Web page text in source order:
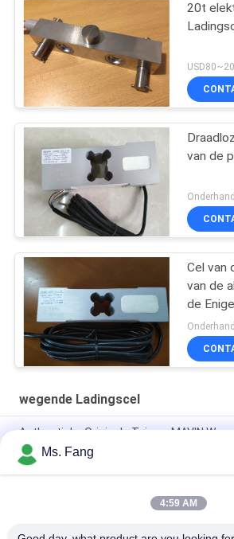
20t
van de
Cel van
van de
de Enige
wegende Ladingscel
Authentieke Originele Taiwan MAVIN
Bankweegschaal Load Cell
NA3 500kg Digitale Krachtsensoren &
Load Cell L6E3 Aluminum Alloy Electric
Ms. Fang
4:59 AM